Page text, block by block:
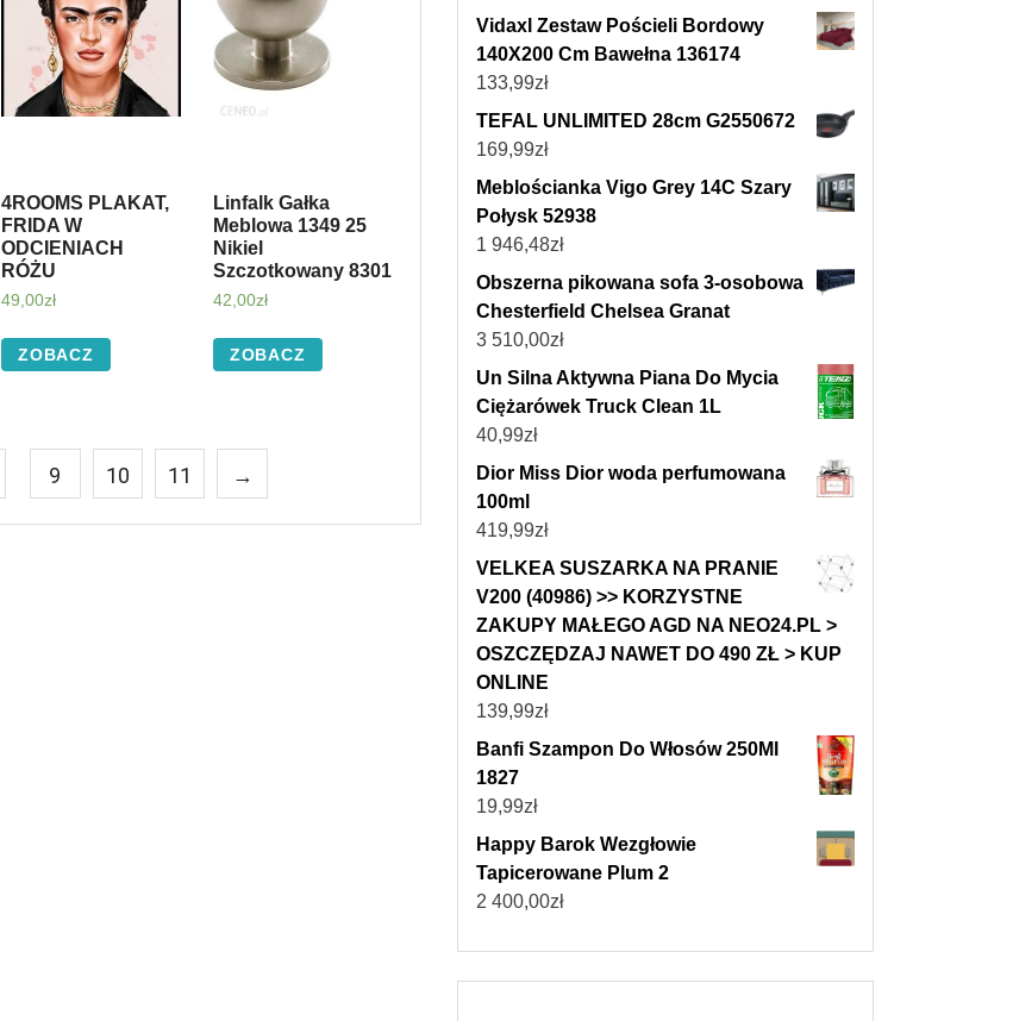
4ROOMS PLAKAT,
FRIDA W
ODCIENIACH
RÓŻU
49,00zł
ZOBACZ
Linfalk Gałka
Meblowa 1349 25
Nikiel
Szczotkowany 8301
42,00zł
ZOBACZ
9 10 11 →
Vidaxl Zestaw Pościeli Bordowy
140X200 Cm Bawełna 136174
133,99zł
TEFAL UNLIMITED 28cm G2550672
169,99zł
Meblościanka Vigo Grey 14C Szary
Połysk 52938
1 946,48zł
Obszerna pikowana sofa 3-osobowa
Chesterfield Chelsea Granat
3 510,00zł
Un Silna Aktywna Piana Do Mycia
Ciężarówek Truck Clean 1L
40,99zł
Dior Miss Dior woda perfumowana
100ml
419,99zł
VELKEA SUSZARKA NA PRANIE
V200 (40986) >> KORZYSTNE
ZAKUPY MAŁEGO AGD NA NEO24.PL >
OSZCZĘDZAJ NAWET DO 490 ZŁ > KUP
ONLINE
139,99zł
Banfi Szampon Do Włosów 250Ml
1827
19,99zł
Happy Barok Wezgłowie
Tapicerowane Plum 2
2 400,00zł